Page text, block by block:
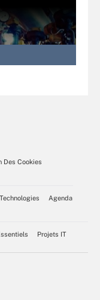
Des Cookies
Technologies
Agenda
Projets IT